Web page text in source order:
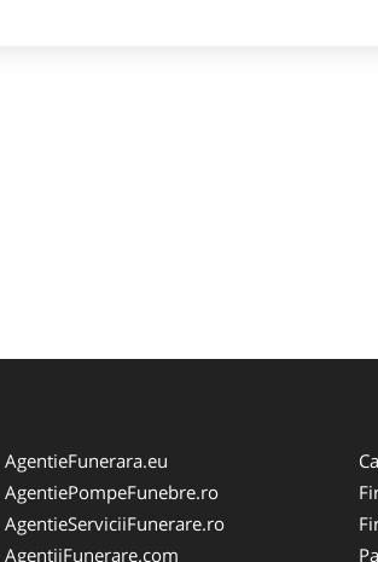
AgentieFunerara.eu
AgentiePompeFunebre.ro
AgentieServiciiFunerare.ro
AgentiiFunerare.com